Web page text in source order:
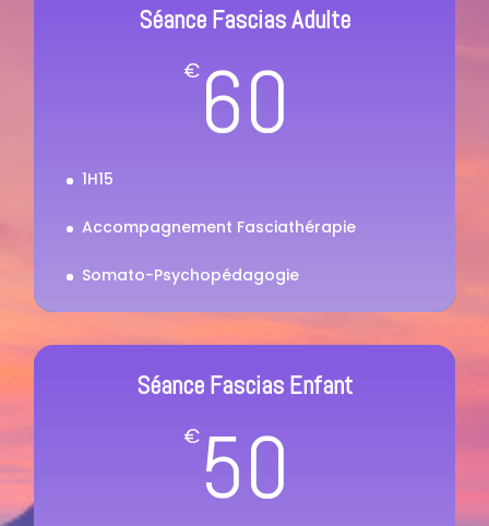
Séance Fascias Adulte
€60
1H15
Accompagnement Fasciathérapie
Somato-Psychopédagogie
Séance Fascias Enfant
€50